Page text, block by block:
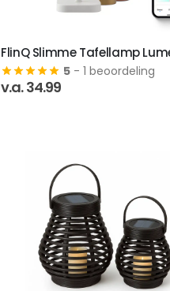
Dit
product
heeft
productpagina
FlinQ Slimme Tafellamp
5 - 1 beoordeling
v.a.34.99